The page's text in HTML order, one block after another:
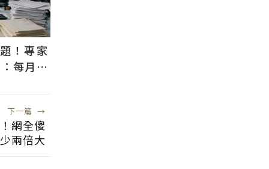
！專家
每月多
下一篇 →
網全傻
兩倍大